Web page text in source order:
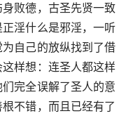
败德，古圣先贤一致
淫什么是邪淫，一听
自己的放纵找到了借
样想：连圣人都这样
完全误解了圣人的意
不错，而且已经有了